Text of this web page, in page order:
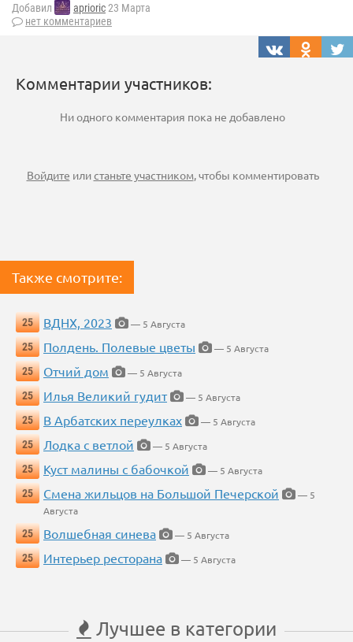
Добавил aprioric23 Марта
нет комментариев
Комментарии участников:
Ни одного комментария пока не добавлено
Войдите илистаньте участником, чтобы комментировать
Также смотрите:
25 ВДНХ, 2023
— 5 Августа
25
Полдень. Полевые цветы
— 5 Августа
25
Отчий дом
— 5 Августа
25
Илья Великий гудит
— 5 Августа
25
В Арбатских переулках
— 5 Августа
25
Лодка с ветлой
— 5 Августа
25
Куст малины с бабочкой
— 5 Августа
25
Смена жильцов на Большой Печерской
— 5
Августа
25
Волшебная синева
— 5 Августа
25
Интерьер ресторана — 5 Августа
Лучшее в категории